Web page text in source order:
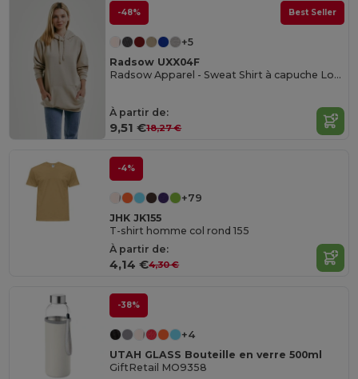
-48% Best Seller
+5
Radsow UXX04F
Radsow Apparel - Sweat Shirt à capuche London pour femmes
À partir de:
9,51 €18,27 €
-4%
+79
JHK JK155
T-shirt homme col rond 155
À partir de:
4,14 €4,30 €
-38%
+4
UTAH GLASS Bouteille en verre 500ml
GiftRetail MO9358